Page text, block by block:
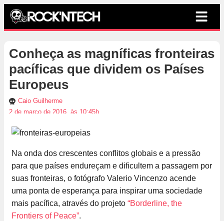
Conheça as magníficas fronteiras
pacíficas que dividem os Países
Europeus
Caio Guilherme
2 de março de 2016, às 10:45h
Na onda dos crescentes conflitos globais e a pressão
para que países endureçam e dificultem a passagem por
suas fronteiras, o fotógrafo Valerio Vincenzo acende
uma ponta de esperança para inspirar uma sociedade
mais pacífica, através do projeto “Borderline, the
Frontiers of Peace”.